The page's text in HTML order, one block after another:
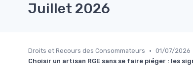
Juillet 2026
Droits et Recours des Consommateurs • 01/07/2026
Choisir un artisan RGE sans se faire piéger : les